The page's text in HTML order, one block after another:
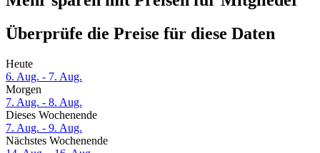
Überprüfe die Preise für diese Daten
Heute
6. Aug. - 7. Aug.
Morgen
7. Aug. - 8. Aug.
Dieses Wochenende
7. Aug. - 9. Aug.
Nächstes Wochenende